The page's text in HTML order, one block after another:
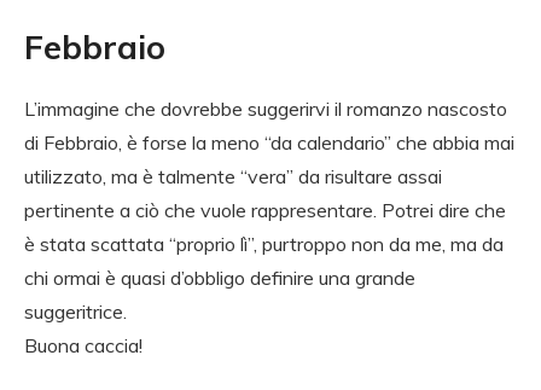
Febbraio
L’immagine che dovrebbe suggerirvi il romanzo nascosto
di Febbraio, è forse la meno “da calendario” che abbia mai
utilizzato, ma è talmente “vera” da risultare assai
pertinente a ciò che vuole rappresentare. Potrei dire che
è stata scattata “proprio lì”, purtroppo non da me, ma da
chi ormai è quasi d’obbligo definire una grande
suggeritrice.
Buona caccia!